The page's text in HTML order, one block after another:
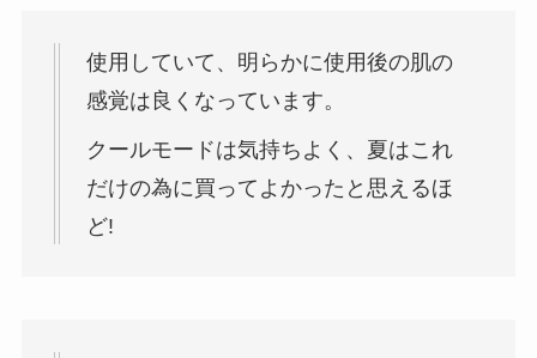
使用していて、明らかに使用後の肌の
感覚は良くなっています。
クールモードは気持ちよく、夏はこれ
だけの為に買ってよかったと思えるほ
ど!